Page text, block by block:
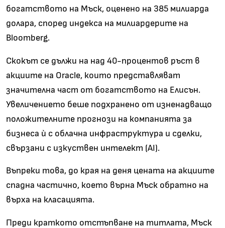
богатството на Мъск, оценено на 385 милиарда
долара, според индекса на милиардерите на
Bloomberg.
Скокът се дължи на над 40-процентов ръст в
акциите на Oracle, които представляват
значителна част от богатството на Елисън.
Увеличението беше подхранено от изненадващо
положителните прогнози на компанията за
бизнеса ѝ с облачна инфраструктура и сделки,
свързани с изкуствен интелект (AI).
Въпреки това, до края на деня цената на акциите
спадна частично, което върна Мъск обратно на
върха на класацията.
Преди краткото отстъпване на титлата, Мъск